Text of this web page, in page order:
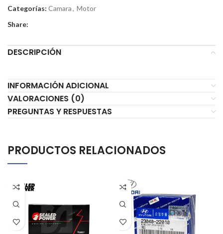
Categorías: Camara, Motor
Share:
DESCRIPCIÓN
INFORMACIÓN ADICIONAL
VALORACIONES (0)
PREGUNTAS Y RESPUESTAS
PRODUCTOS RELACIONADOS